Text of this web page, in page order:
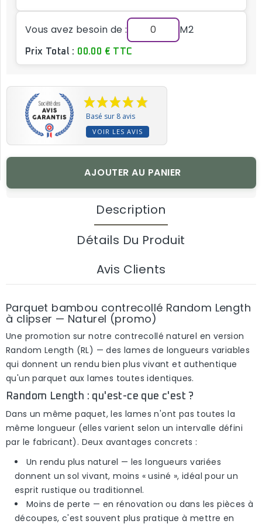
Vous avez besoin de : M2
Prix Total : 00.00 € TTC
Basé sur 8 avis
VOIR LES AVIS
AJOUTER AU PANIER
Description
Détails Du Produit
Avis Clients
Parquet bambou contrecollé Random Length
à clipser — Naturel (promo)
Une promotion sur notre contrecollé naturel en version
Random Length (RL) — des lames de longueurs variables
qui donnent un rendu bien plus vivant et authentique
qu'un parquet aux lames toutes identiques.
Random Length : qu'est-ce que c'est ?
Dans un même paquet, les lames n'ont pas toutes la
même longueur (elles varient selon un intervalle défini
par le fabricant). Deux avantages concrets :
Un rendu plus naturel — les longueurs variées
donnent un sol vivant, moins « usiné », idéal pour un
esprit rustique ou traditionnel.
Moins de perte — en rénovation ou dans les pièces à
découpes, c'est souvent plus pratique à mettre en